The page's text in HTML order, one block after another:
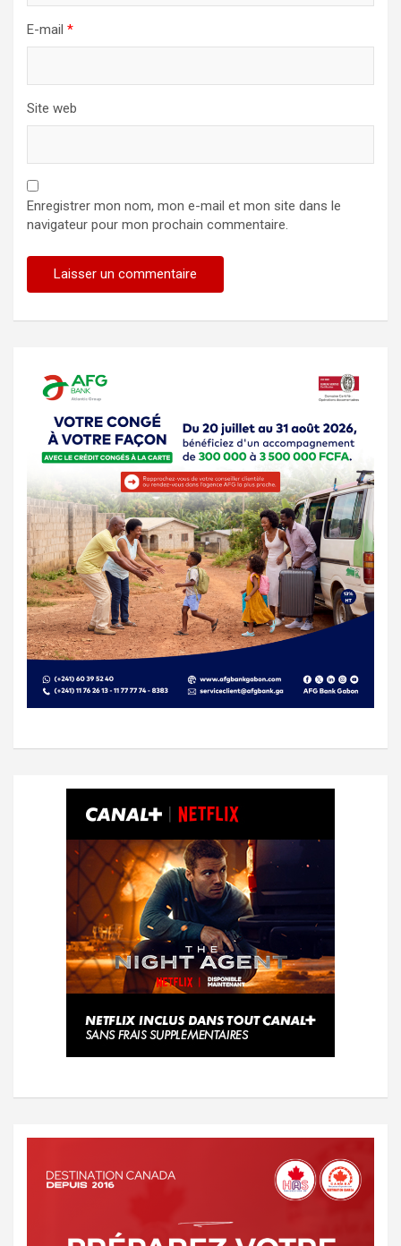
E-mail *
Site web
Enregistrer mon nom, mon e-mail et mon site dans le
navigateur pour mon prochain commentaire.